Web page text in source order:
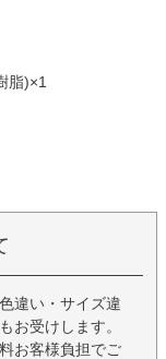
脂)×1
違い・サイズ違
お受けします。
お客様負担でご